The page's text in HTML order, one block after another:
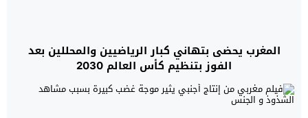
المغرب يحضى بتهاني كبار الرياضيين والمحللين بعد
الفوز بتنظيم كأس العالم 2030